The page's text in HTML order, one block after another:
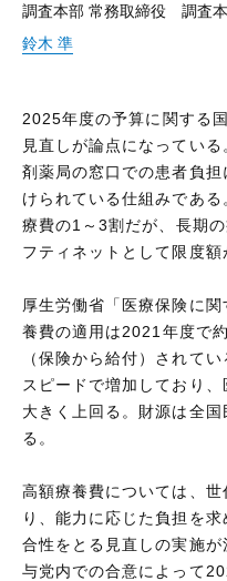
調査本部 常務取締役 調査
鈴木 準
2025年度の予算に関する
見直しが論点になってい
剤薬局の窓口での患者負
けられている仕組みであ
療費の1～3割だが、長期
フティネットとして限度額
厚生労働省「医療保険に
養費の適用は2021年度で
（保険から給付）されて
スピードで増加しており
大きく上回る。財源は全
る。
高額療養費については、
り、能力に応じた負担を
合性をとる見直しの実施
与党内での合意によって